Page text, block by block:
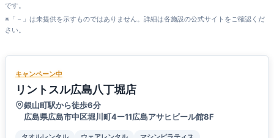
です。
※「－」は未提供を示すものではありません。詳細は各施設の公式サイトをご確認くだ
さい。
キャンペーン中
リントスル広島八丁堀店
銀山町駅から徒歩6分
広島県広島市中区堀川町4ー11広島アサヒビール館8F